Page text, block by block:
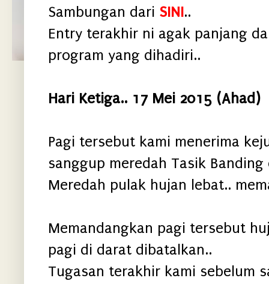
Sambungan dari SINI..
Entry terakhir ni agak panjang
program yang dihadiri..
Hari Ketiga.. 17 Mei 2015 (Ahad)
Pagi tersebut kami menerima
sanggup meredah Tasik
Meredah pulak hujan lebat..
Memandangkan pagi tersebut
pagi di darat dibatalkan..
Tugasan terakhir kami sebelum